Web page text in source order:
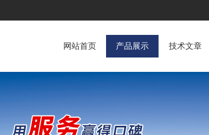
网站首页 产品展示 技术文章